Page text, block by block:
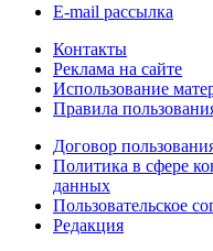
E-mail рассылка
Контакты
Реклама на сайте
Использование
Правила
Договор
Политика в сфере
данных
Пользовательское
Редакция